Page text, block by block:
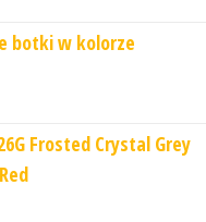
botki w kolorze
Frosted Crystal Grey